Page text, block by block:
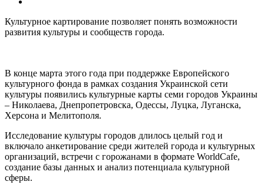
Культурное картирование позволяет понять возможности
развития культуры и сообществ города.
В конце марта этого года при поддержке Европейского
культурного фонда в рамках создания Украинской сети
культуры появились культурные карты семи городов Украины
– Николаева, Днепропетровска, Одессы, Луцка, Луганска,
Херсона и Мелитополя.
Исследование культуры городов длилось целый год и
включало анкетирование среди жителей города и культурных
организаций, встречи с горожанами в формате WorldCafe,
создание базы данных и анализ потенциала культурной
сферы.